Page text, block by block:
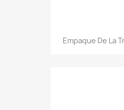
Empaque De La